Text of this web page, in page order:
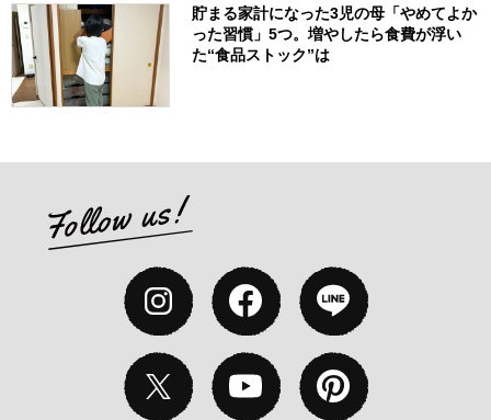
貯まる家計になった3児の母「やめてよか
った習慣」5つ。増やしたら食費が浮い
た“食品ストック”は